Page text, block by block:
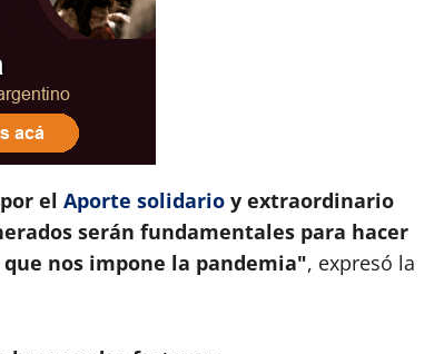
el Aporte solidario y extraordinario
serán fundamentales para hacer
nos impone la pandemia", expresó la